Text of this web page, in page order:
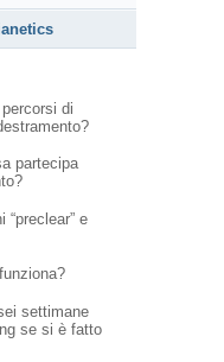
di
partecipa
e
settimane
se si è fatto